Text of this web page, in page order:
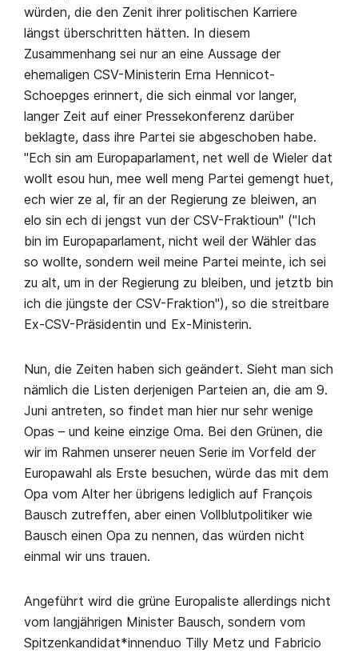
würden, die den Zenit ihrer politischen Karriere
längst überschritten hätten. In diesem
Zusammenhang sei nur an eine Aussage der
ehemaligen CSV-Ministerin Erna Hennicot-
Schoepges erinnert, die sich einmal vor langer,
langer Zeit auf einer Pressekonferenz darüber
beklagte, dass ihre Partei sie abgeschoben habe.
"Ech sin am Europaparlament, net well de Wieler dat
wollt esou hun, mee well meng Partei gemengt huet,
ech wier ze al, fir an der Regierung ze bleiwen, an
elo sin ech di jengst vun der CSV-Fraktioun" ("Ich
bin im Europaparlament, nicht weil der Wähler das
so wollte, sondern weil meine Partei meinte, ich sei
zu alt, um in der Regierung zu bleiben, und jetztb bin
ich die jüngste der CSV-Fraktion"), so die streitbare
Ex-CSV-Präsidentin und Ex-Ministerin.
Nun, die Zeiten haben sich geändert. Sieht man sich
nämlich die Listen derjenigen Parteien an, die am 9.
Juni antreten, so findet man hier nur sehr wenige
Opas – und keine einzige Oma. Bei den Grünen, die
wir im Rahmen unserer neuen Serie im Vorfeld der
Europawahl als Erste besuchen, würde das mit dem
Opa vom Alter her übrigens lediglich auf François
Bausch zutreffen, aber einen Vollblutpolitiker wie
Bausch einen Opa zu nennen, das würden nicht
einmal wir uns trauen.
Angeführt wird die grüne Europaliste allerdings nicht
vom langjährigen Minister Bausch, sondern vom
Spitzenkandidat*innenduo Tilly Metz und Fabricio